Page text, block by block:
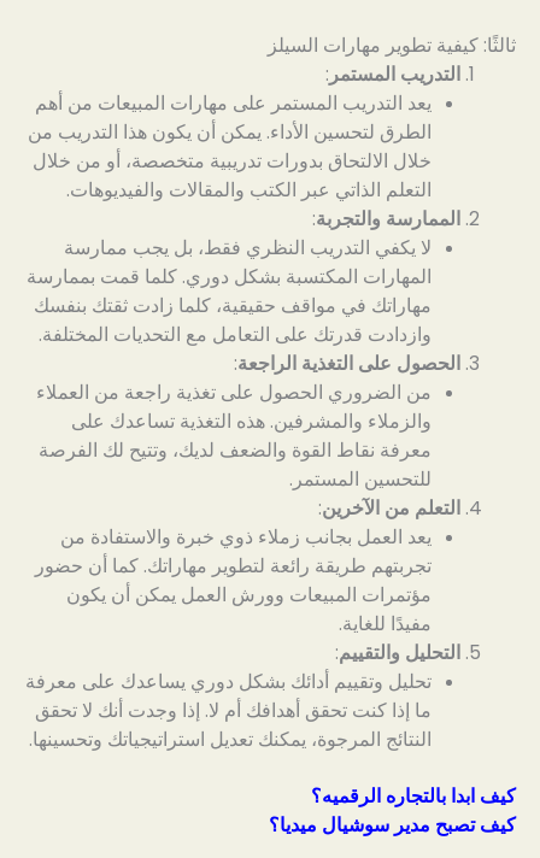
ثالثًا: كيفية تطوير مهارات السيلز
التدريب المستمر :
يعد التدريب المستمر على مهارات المبيعات من أهم
الطرق لتحسين الأداء. يمكن أن يكون هذا التدريب من
خلال الالتحاق بدورات تدريبية متخصصة، أو من خلال
التعلم الذاتي عبر الكتب والمقالات والفيديوهات.
الممارسة والتجربة:
لا يكفي التدريب النظري فقط، بل يجب ممارسة
المهارات المكتسبة بشكل دوري. كلما قمت بممارسة
مهاراتك في مواقف حقيقية، كلما زادت ثقتك بنفسك
وازدادت قدرتك على التعامل مع التحديات المختلفة.
الحصول على التغذية الراجعة:
من الضروري الحصول على تغذية راجعة من العملاء
والزملاء والمشرفين. هذه التغذية تساعدك على
معرفة نقاط القوة والضعف لديك، وتتيح لك الفرصة
للتحسين المستمر.
التعلم من الآخرين:
يعد العمل بجانب زملاء ذوي خبرة والاستفادة من
تجربتهم طريقة رائعة لتطوير مهاراتك. كما أن حضور
مؤتمرات المبيعات وورش العمل يمكن أن يكون
مفيدًا للغاية.
التحليل والتقييم:
تحليل وتقييم أدائك بشكل دوري يساعدك على معرفة
ما إذا كنت تحقق أهدافك أم لا. إذا وجدت أنك لا تحقق
النتائج المرجوة، يمكنك تعديل استراتيجياتك وتحسينها.
كيف ابدا بالتجاره الرقميه؟
كيف تصبح مدير سوشيال ميديا؟